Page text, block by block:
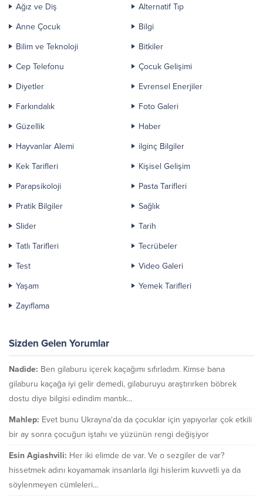
Ağız ve Diş
Alternatif Tıp
Anne Çocuk
Bilgi
Bilim ve Teknoloji
Bitkiler
Cep Telefonu
Çocuk Gelişimi
Diyetler
Evrensel Enerjiler
Farkındalık
Foto Galeri
Güzellik
Haber
Hayvanlar Alemi
ilginç Bilgiler
Kek Tarifleri
Kişisel Gelişim
Parapsikoloji
Pasta Tarifleri
Pratik Bilgiler
Sağlık
Slider
Tarih
Tatlı Tarifleri
Tecrübeler
Test
Video Galeri
Yaşam
Yemek Tarifleri
Zayıflama
Sizden Gelen Yorumlar
Nadide: Ben gilaburu içerek kaçağımı sıfırladım. Kimse bana
gilaburu kaçağa iyi gelir demedi, gilaburuyu araştırırken böbrek
dostu diye bilgisi edindim mantık...
Mahlep: Evet bunu Ukrayna'da da çocuklar için yapıyorlar çok etkili
bir ay sonra çocuğun iştahı ve yüzünün rengi değişiyor
Esin Agiashvili: Her iki elimde de var. Ve o sezgiler de var?
hissetmek adını koyamamak insanlarla ilgi hislerim kuvvetli ya da
söylenmeyen cümleleri...